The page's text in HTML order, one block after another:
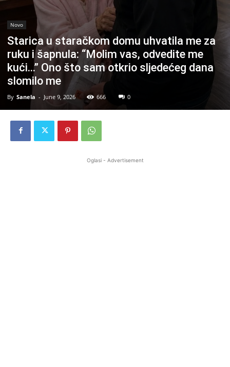
Novo
Starica u staračkom domu uhvatila me za
ruku i šapnula: “Molim vas, odvedite me
kući…” Ono što sam otkrio sljedećeg dana
slomilo me
By Sanela - June 9, 2026 666 0
Oglasi - Advertisement